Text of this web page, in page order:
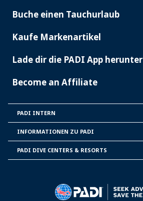
Buche einen Tauchurlaub
Kaufe Markenartikel
Lade dir die PADI App herunter
Become an Affiliate
PADI
PADI INTERN
INFORMATION
INFORMATIONEN ZU PADI
PADI DIVE CENTERS & RESORTS